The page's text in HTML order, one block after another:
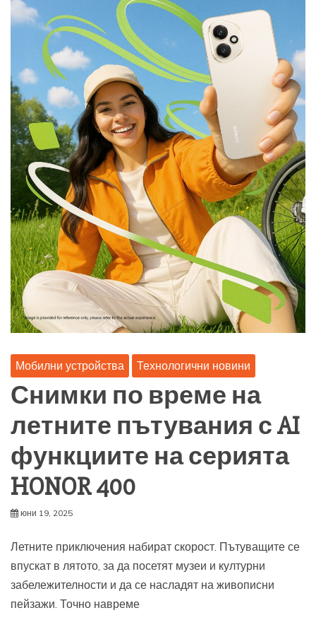
Мобилни устройства Технологични новини
Снимки по време на
летните пътувания с AI
функциите на серията
HONOR 400
юни 19, 2025
Летните приключения набират скорост. Пътуващите се
впускат в лятото, за да посетят музеи и културни
забележителности и да се насладят на живописни
пейзажи. Точно навреме